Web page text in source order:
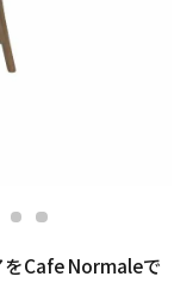
Cafe Normaleで